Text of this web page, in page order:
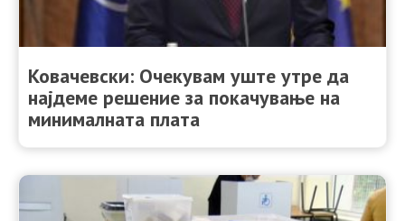
Ковачевски: Очекувам уште утре да
најдеме решение за покачување на
минималната плата